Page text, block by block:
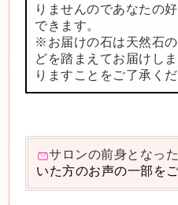
りませんのであなたの
できます。
※お届けの石は天然石
どを踏まえてお届けし
りますことをご了承くだ
サロンの前身となっ
いた方のお声の一部を